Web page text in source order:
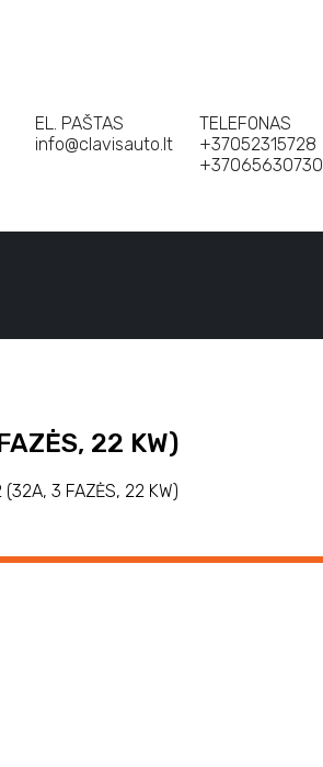
EL. PAŠTAS
info@clavisauto.lt
TELEFONAS
+37052315728
+37065630730
22 KW)
3 FAZĖS, 22 KW)